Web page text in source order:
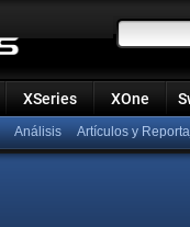
XSeries XOne
Análisis Artículos y